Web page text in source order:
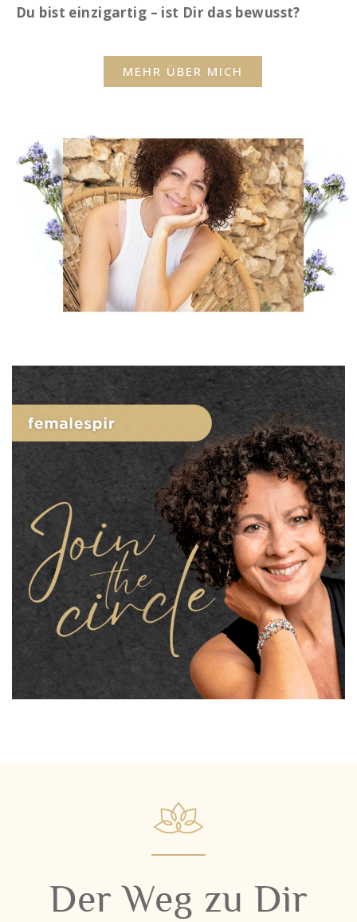
Du bist einzigartig – ist Dir das bewusst?
MEHR ÜBER MICH
Der Weg zu Dir